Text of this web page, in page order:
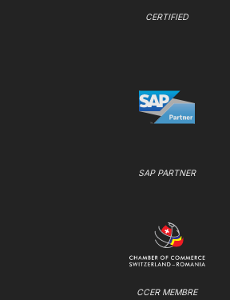
CERTIFIED
SAP PARTNER
CCER MEMBRE